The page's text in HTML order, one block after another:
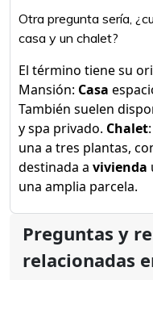
Otra pregunta sería,
casa y un chalet?
El término tiene su
Mansión: Casa
También suelen
y spa privado. Chalet
una a tres plantas,
destinada a vivienda
una amplia parcela.
Preguntas y
relacionadas